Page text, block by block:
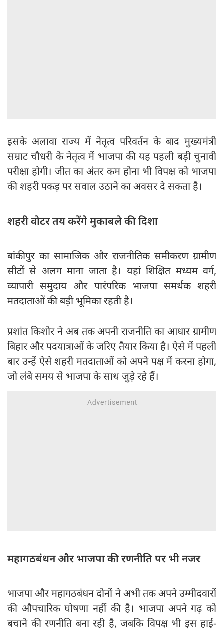
इसके अलावा राज्य में नेतृत्व परिवर्तन के बाद मुख्यमंत्री
सम्राट चौधरी के नेतृत्व में भाजपा की यह पहली बड़ी चुनावी
परीक्षा होगी। जीत का अंतर कम होना भी विपक्ष को भाजपा
की शहरी पकड़ पर सवाल उठाने का अवसर दे सकता है।
शहरी वोटर तय करेंगे मुकाबले की दिशा
बांकीपुर का सामाजिक और राजनीतिक समीकरण ग्रामीण
सीटों से अलग माना जाता है। यहां शिक्षित मध्यम वर्ग,
व्यापारी समुदाय और पारंपरिक भाजपा समर्थक शहरी
मतदाताओं की बड़ी भूमिका रहती है।
प्रशांत किशोर ने अब तक अपनी राजनीति का आधार ग्रामीण
बिहार और पदयात्राओं के जरिए तैयार किया है। ऐसे में पहली
बार उन्हें ऐसे शहरी मतदाताओं को अपने पक्ष में करना होगा,
जो लंबे समय से भाजपा के साथ जुड़े रहे हैं।
महागठबंधन और भाजपा की रणनीति पर भी नजर
भाजपा और महागठबंधन दोनों ने अभी तक अपने उम्मीदवारों
की औपचारिक घोषणा नहीं की है। भाजपा अपने गढ़ को
बचाने की रणनीति बना रही है, जबकि विपक्ष भी इस हाई-